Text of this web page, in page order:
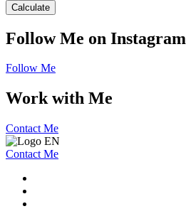
Calculate
Follow Me on Instagram
Follow Me
Work with Me
Contact Me
Contact Me